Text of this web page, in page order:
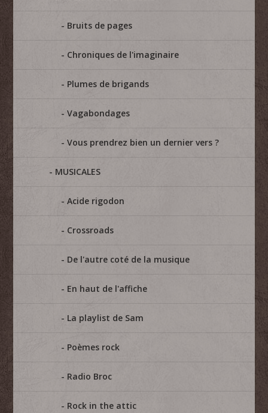
Bruits de pages
Chroniques de l'imaginaire
Plumes de brigands
Vagabondages
Vous prendrez bien un dernier vers ?
MUSICALES
Acide rigodon
Crossroads
De l'autre coté de la musique
En haut de l'affiche
La playlist de Sam
Poèmes rock
Radio Broc
Rock in the attic